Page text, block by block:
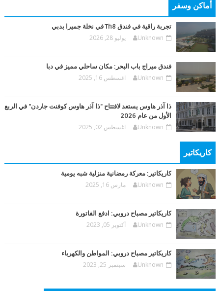
أماكن وسفر
تجربة راقية في فندق Th8 في نخلة جميرا بدبي
Unknown يوليو 28, 2026
فندق ميراج باب البحر: مكان ساحلي مميز في دبا
Unknown اغسطس 16, 2025
ذا آذر هاوس يستعد لافتتاح "ذا آذر هاوس كوفنت جاردن" في الربع
الأول من عام 2026
Unknown اغسطس 02, 2025
كاريكاتير
كاريكاتير: معركة رمضانية منزلية شبه يومية
Unknown مارس 16, 2025
كاريكاتير مصباح دروبي: ادفع الفاتورة
Unknown أكتوبر 05, 2023
كاريكاتير مصباح دروبي: المواطن والكهرباء
Unknown سبتمبر 25, 2023